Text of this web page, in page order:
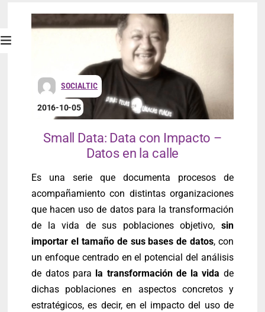
SOCIALTIC
2016-10-05
Small Data: Data con Impacto –
Datos en la calle
Es una serie que documenta procesos de
acompañamiento con distintas organizaciones
que hacen uso de datos para la transformación
de la vida de sus poblaciones objetivo, sin
importar el tamaño de sus bases de datos, con
un enfoque centrado en el potencial del análisis
de datos para la transformación de la vida de
dichas poblaciones en aspectos concretos y
estratégicos, es decir, en el impacto del uso de